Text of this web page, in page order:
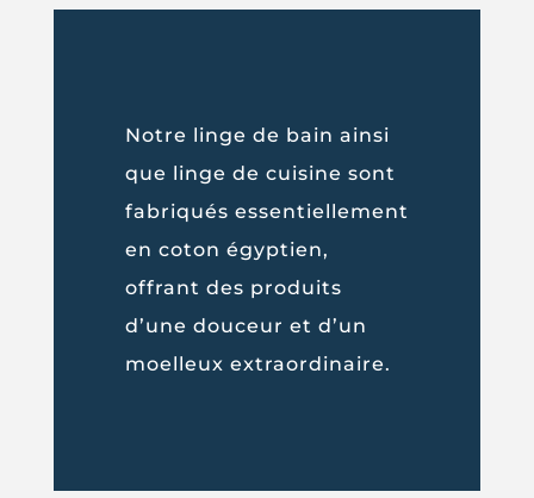
Notre linge de bain ainsi
que linge de cuisine sont
fabriqués essentiellement
en coton égyptien,
offrant des produits
d’une douceur et d’un
moelleux extraordinaire.